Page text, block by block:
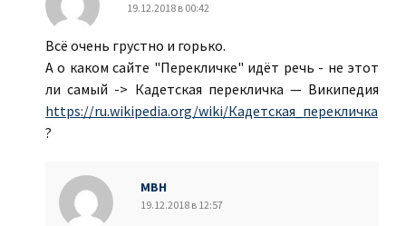
19.12.2018 в 00:42
Всё очень грустно и горько.
А о каком сайте "Перекличке" идёт речь - не этот
ли самый -> Кадетская перекличка — Википедия
https://ru.wikipedia.org/wiki/Кадетская_перекличка
?
МВН
19.12.2018 в 12:57